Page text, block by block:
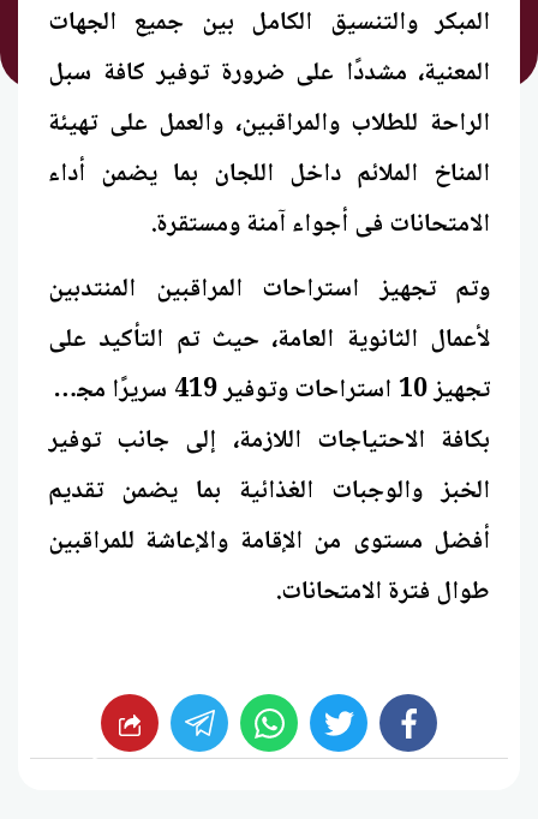
المبكر والتنسيق الكامل بين جميع الجهات
المعنية، مشددًا على ضرورة توفير كافة سبل
الراحة للطلاب والمراقبين، والعمل على تهيئة
المناخ الملائم داخل اللجان بما يضمن أداء
الامتحانات فى أجواء آمنة ومستقرة.
وتم تجهيز استراحات المراقبين المنتدبين
لأعمال الثانوية العامة، حيث تم التأكيد على
تجهيز 10 استراحات وتوفير 419 سريرًا مجهزًا
بكافة الاحتياجات اللازمة، إلى جانب توفير
الخبز والوجبات الغذائية بما يضمن تقديم
أفضل مستوى من الإقامة والإعاشة للمراقبين
طوال فترة الامتحانات.
facebook
twitter
whats شارك